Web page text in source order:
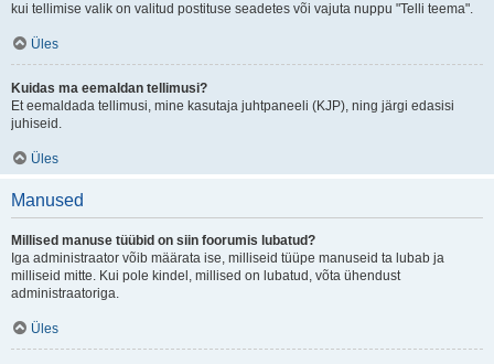
kui tellimise valik on valitud postituse seadetes või vajuta nuppu "Telli teema".
Üles
Kuidas ma eemaldan tellimusi?
Et eemaldada tellimusi, mine kasutaja juhtpaneeli (KJP), ning järgi edasisi
juhiseid.
Üles
Manused
Millised manuse tüübid on siin foorumis lubatud?
Iga administraator võib määrata ise, milliseid tüüpe manuseid ta lubab ja
milliseid mitte. Kui pole kindel, millised on lubatud, võta ühendust
administraatoriga.
Üles